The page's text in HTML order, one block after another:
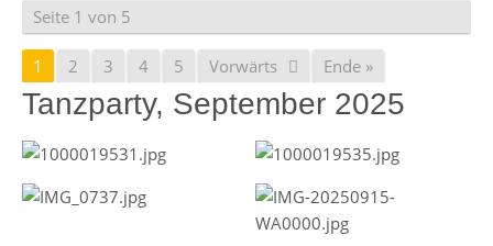
Seite 1 von 5
1 2 3 4 5 Vorwärts Ende »
Tanzparty, September 2025